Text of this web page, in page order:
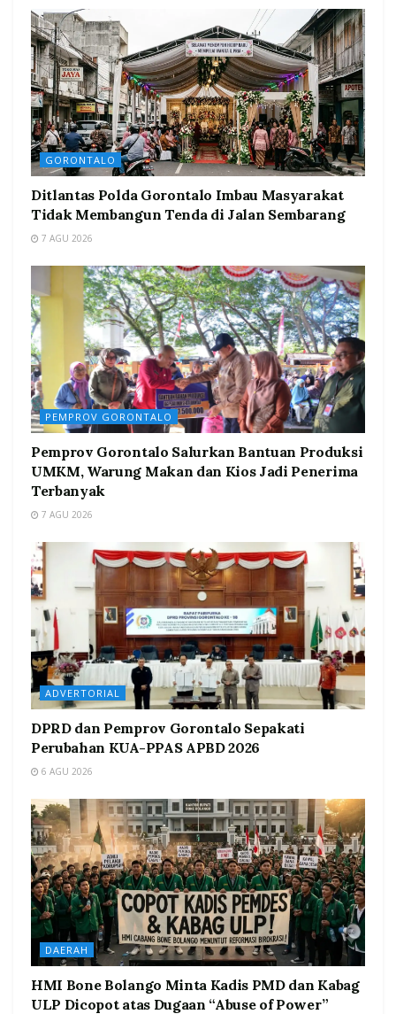
GORONTALO
Ditlantas Polda Gorontalo Imbau Masyarakat
Tidak Membangun Tenda di Jalan Sembarang
7 AGU 2026
PEMPROV GORONTALO
Pemprov Gorontalo Salurkan Bantuan Produksi
UMKM, Warung Makan dan Kios Jadi Penerima
Terbanyak
7 AGU 2026
ADVERTORIAL
DPRD dan Pemprov Gorontalo Sepakati
Perubahan KUA-PPAS APBD 2026
6 AGU 2026
DAERAH
HMI Bone Bolango Minta Kadis PMD dan Kabag
ULP Dicopot atas Dugaan “Abuse of Power”